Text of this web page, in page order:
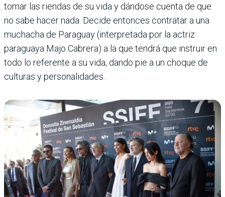
tomar las riendas de su vida y dándose cuenta de que
no sabe hacer nada. Decide entonces contratar a una
muchacha de Paraguay (interpretada por la actriz
paraguaya Majo Cabrera) a la que tendrá que instruir en
todo lo referente a su vida, dando pie a un choque de
culturas y personalidades.